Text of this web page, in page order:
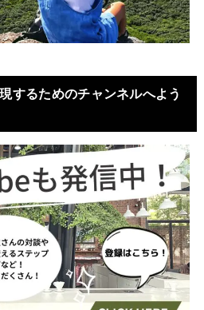
するためのチャンネルへよう